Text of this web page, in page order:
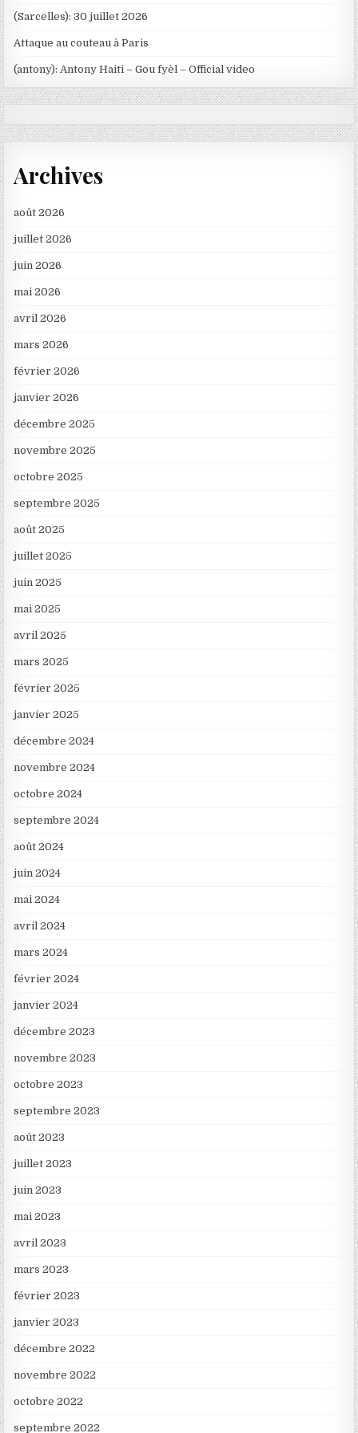
(Sarcelles): 30 juillet 2026
Attaque au couteau à Paris
(antony): Antony Haiti – Gou fyèl – Official video
Archives
août 2026
juillet 2026
juin 2026
mai 2026
avril 2026
mars 2026
février 2026
janvier 2026
décembre 2025
novembre 2025
octobre 2025
septembre 2025
août 2025
juillet 2025
juin 2025
mai 2025
avril 2025
mars 2025
février 2025
janvier 2025
décembre 2024
novembre 2024
octobre 2024
septembre 2024
août 2024
juin 2024
mai 2024
avril 2024
mars 2024
février 2024
janvier 2024
décembre 2023
novembre 2023
octobre 2023
septembre 2023
août 2023
juillet 2023
juin 2023
mai 2023
avril 2023
mars 2023
février 2023
janvier 2023
décembre 2022
novembre 2022
octobre 2022
septembre 2022